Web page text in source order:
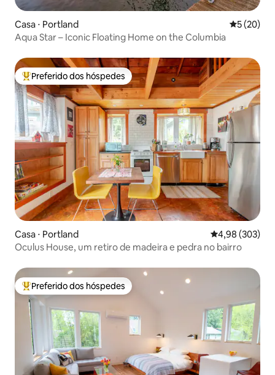
Casa ⋅ Portland 5 de uma
5 (20)
Aqua Star – Iconic Floating Home on the Columbia
Entre os melhores preferidos dos hóspedes
Preferido dos hóspedes
Casa ⋅ Portland 4,98 de uma
4,98 (303)
Oculus House, um retiro de madeira e pedra no bairro
Entre os melhores preferidos dos hóspedes
Preferido dos hóspedes